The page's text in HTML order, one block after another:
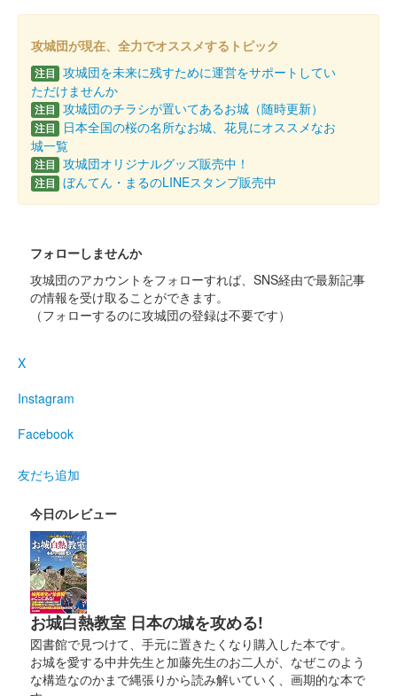
厩橋城（前橋城） 御城印 令和七年秋限定版
厩橋城 御城印
配布終了
100枚限定
厩橋城（前橋城） 御城印
学校書道部直書き版
販売終了
2025年6月7、8日に開催された「群馬戦国御城印サミット
2025」の前橋市立前橋高等学校書道部のブースにて販売された
厩橋城（前橋城） 御城印
信玄公
2025年6月7、８日に開催された「群馬戦国御城印サミット
厩橋城（前橋城） 御城印
謙信公
2025年6月7、8日に開催された「群馬戦国御城印サミット
2025」にて販売。サミット終了後は前橋百貨にて販売。
攻城団が現在、全力でオススメするトピック
注目 攻城団を未来に残すために運営をサポートしてい
ただけませんか
注目 攻城団のチラシが置いてあるお城（随時更新）
注目
日本全国の桜の名所なお城、花見にオススメなお
城一覧
注目 攻城団オリジナルグッズ販売中！
注目 ぼんてん・まるのLINEスタンプ販売中
フォローしませんか
攻城団のアカウントをフォローすれば、SNS経由で最新記事
の情報を受け取ることができます。
（フォローするのに攻城団の登録は不要です）
X
Instagram
Facebook
友だち追加
今日のレビュー
お城白熱教室 日本の城を攻める!
図書館で見つけて、手元に置きたくなり購入した本です。
お城を愛する中井先生と加藤先生のお二人が、なぜこのよう
な構造なのかまで縄張りから読み解いていく、画期的な本で